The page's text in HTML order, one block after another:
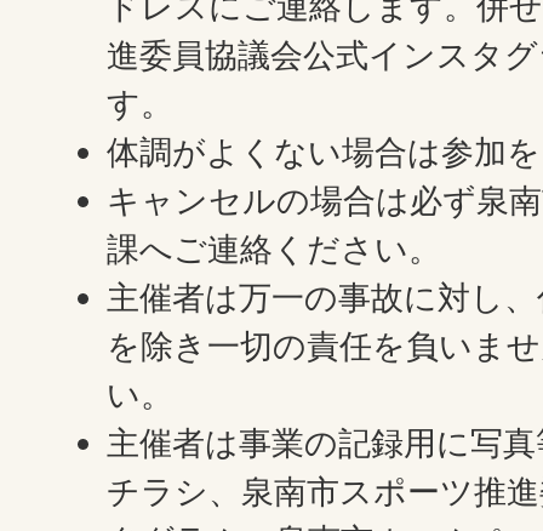
進委員協議会公式インスタ
す。
体調がよくない場合は参加
キャンセルの場合は必ず泉
課へご連絡ください。
主催者は万一の事故に対し
を除き一切の責任を負いま
い。
主催者は事業の記録用に写
チラシ、泉南市スポーツ推